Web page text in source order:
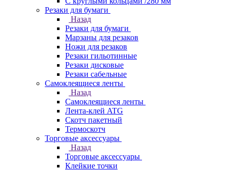
Резаки для бумаги
Назад
Резаки для бумаги
Марзаны для резаков
Ножи для резаков
Резаки гильотинные
Резаки дисковые
Резаки сабельные
Самоклеящиеся ленты
Назад
Самоклеящиеся ленты
Лента-клей ATG
Скотч пакетный
Термоскотч
Торговые аксессуары
Назад
Торговые аксессуары
Клейкие точки